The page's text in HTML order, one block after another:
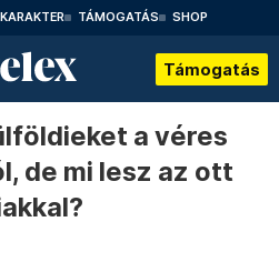
KARAKTER TÁMOGATÁS SHOP
Támogatás
a véres
de mi lesz az ott